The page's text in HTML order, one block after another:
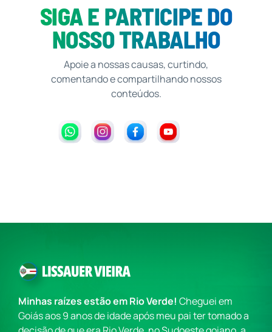
SIGA E PARTICIPE DO
NOSSO TRABALHO
Apoie a nossas causas, curtindo,
comentando e compartilhando nossos
conteúdos.
Minhas raízes estão em Rio Verde! Cheguei em
Goiás aos 9 anos de idade após meu pai ter tomado a